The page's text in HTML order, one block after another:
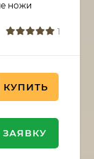
ножи
1
КУПИТЬ